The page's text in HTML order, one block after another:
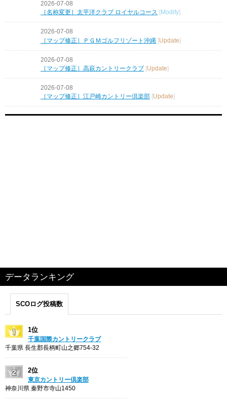
2026-07-08
［名称変更］太平洋クラブ ロイヤルコース [Modify]
2026-07-08
［マップ修正］ＰＧＭゴルフリゾート沖縄 [Update]
2026-07-08
［マップ修正］高萩カントリークラブ [Update]
2026-07-08
［マップ修正］江戸崎カントリー倶楽部 Update
データランキング
SCOログ投稿数
1位
千葉国際カントリークラブ
千葉県 長生郡長柄町山之郷754-32
2位
東京カントリー倶楽部
神奈川県 秦野市寺山1450